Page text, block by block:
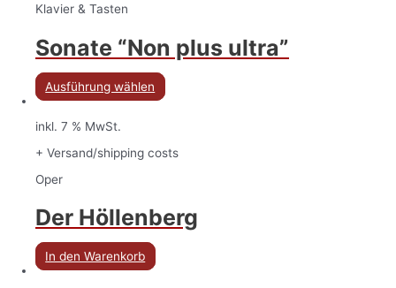
Klavier & Tasten
Sonate “Non plus ultra”
Ausführung wählen
inkl. 7 % MwSt.
+ Versand/shipping costs
Oper
Der Höllenberg
In den Warenkorb